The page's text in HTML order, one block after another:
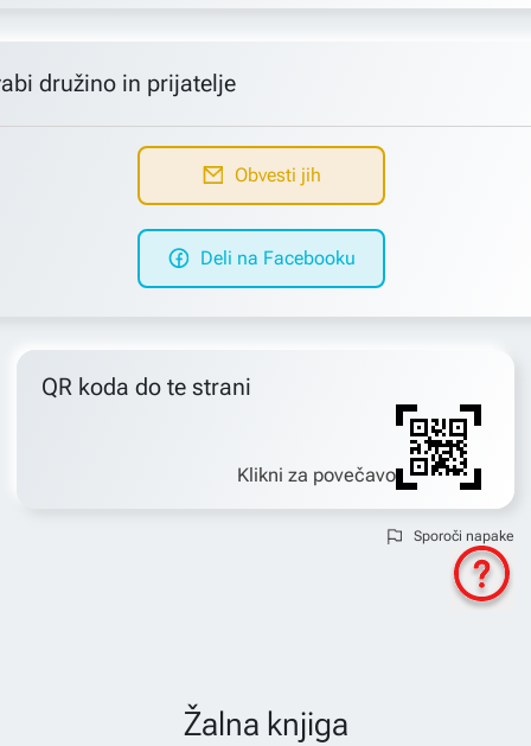
družino in prijatelje
Obvesti jih
Deli na Facebooku
QR koda do te strani
Klikni za povečavo
Sporoči napake
Žalna knjiga